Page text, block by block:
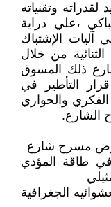
وتقنياته
،علي دراية
آليات الإشتباك
من خلال
ذلك المسوق
التأطير في
الفكري والحواري
الشارع.
في طاقة المؤدي
الجغرافية